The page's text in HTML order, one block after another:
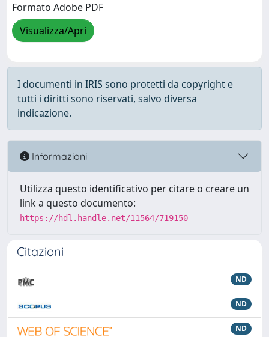
Formato Adobe PDF
Visualizza/Apri
I documenti in IRIS sono protetti da copyright e
tutti i diritti sono riservati, salvo diversa
indicazione.
Informazioni
Utilizza questo identificativo per citare o creare un
link a questo documento:
https://hdl.handle.net/11564/719150
Citazioni
ND
ND
ND